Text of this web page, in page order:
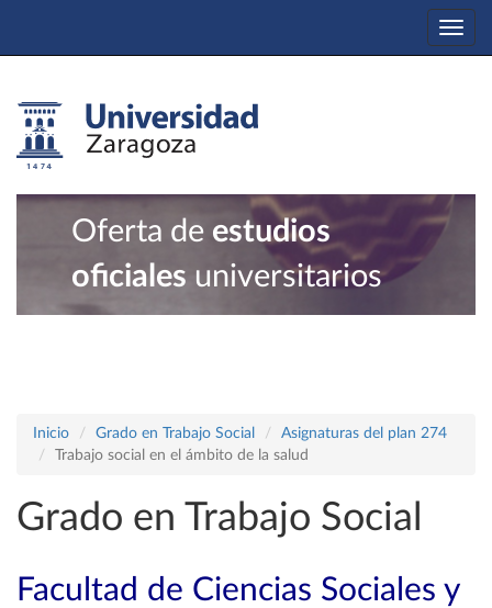
Oferta de estudios
oficiales universitarios
Inicio Grado en Trabajo Social
Asignaturas del plan 274
Trabajo social en el ámbito de la salud
Grado en Trabajo Social
Facultad de Ciencias Sociales y